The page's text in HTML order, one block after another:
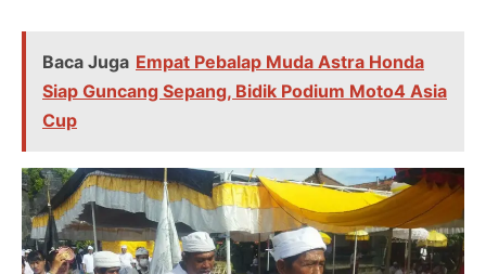
Baca Juga Empat Pebalap Muda Astra Honda
Siap Guncang Sepang, Bidik Podium Moto4 Asia
Cup